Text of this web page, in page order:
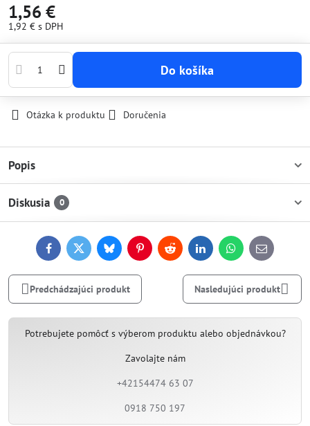
1,56 €
1,92 € s DPH
Do košíka
Otázka k produktu Doručenia
Popis
Diskusia 0
FacebookTwitterBlueskyPinterestReddit LinkedInWhatsApp
E-
mail
Predchádzajúci produkt Nasledujúci produkt
Potrebujete pomôcť s výberom produktu alebo objednávkou?
Zavolajte nám
+42154474 63 07
0918 750 197